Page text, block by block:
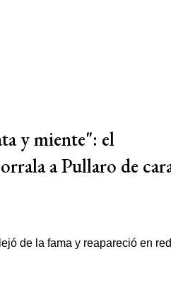
y miente": el
a Pullaro de